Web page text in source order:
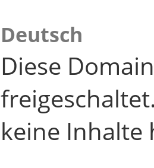
Deutsch
Diese
keine Inhalte